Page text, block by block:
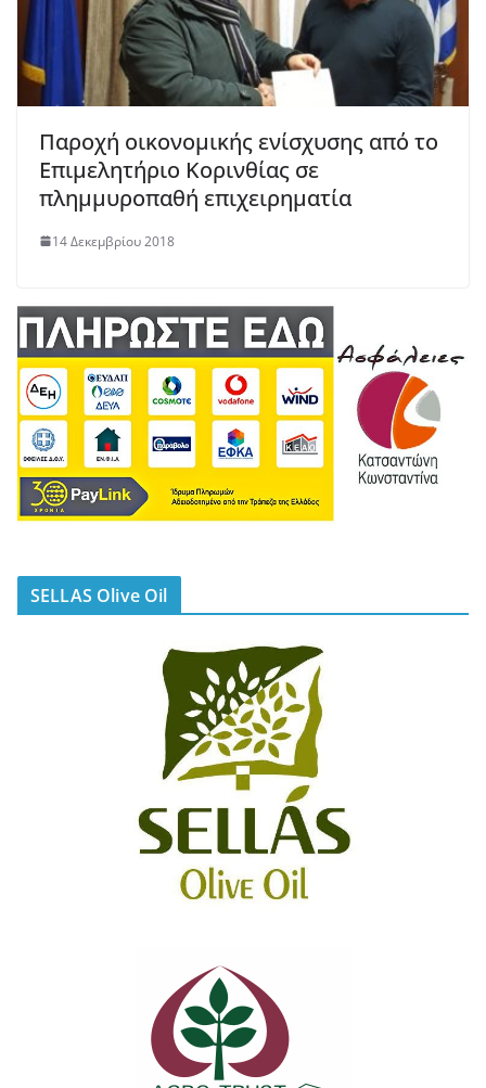
Παροχή οικονομικής ενίσχυσης από το
Επιμελητήριο Κορινθίας σε
πλημμυροπαθή επιχειρηματία
14 Δεκεμβρίου 2018
SELLAS Olive Oil